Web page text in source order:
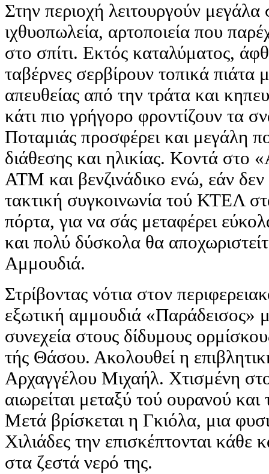
Στην περιοχή λειτουργούν
ιχθυοπωλεία, αρτοποιεία που
στο σπίτι. Εκτός καταλύματος,
ταβέρνες σερβίρουν τοπικά πιάτα
απευθείας από την τράτα και
κάτι πιο γρήγορο φροντίζουν τα
Ποταμιάς προσφέρει και μεγάλη
διάθεσης και ηλικίας. Κοντά στο
ATM και βενζινάδικο ενώ, εάν
τακτική συγκοινωνία τού ΚΤΕΛ
πόρτα, για να σάς μεταφέρει
και πολύ δύσκολα θα
Αμμουδιά.
Στρίβοντας νότια στον
εξωτική αμμουδιά «Παράδεισος»
συνεχεία στους δίδυμους
τής Θάσου. Ακολουθεί η
Αρχαγγέλου Μιχαήλ. Χτισμένη
αιωρείται μεταξύ τού ουρανού
Μετά βρίσκεται η Γκιόλα, μια
Χιλιάδες την επισκέπτονται κάθε
στα ζεστά νερό της.